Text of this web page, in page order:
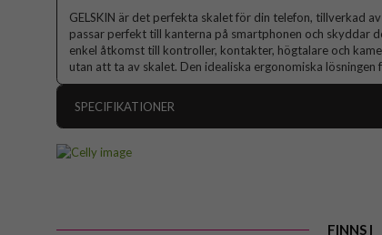
GELSKIN är det perfekta skalet för din telefon, tillverkad
passar perfekt till kanterna på smartphonen och skyddar
enkel åtkomst till kontroller, kontakter, högtalare och
utan att ta av skalet. Den idealiska ergonomiska lösningen
SPECIFIKATIONER
Egenskaper
FINNS I